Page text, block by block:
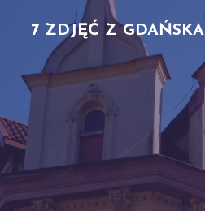
7 ZDJĘĆ Z GDAŃSKA